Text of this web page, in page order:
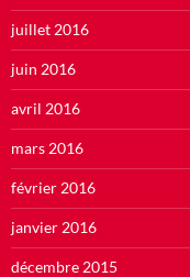
juillet 2016
juin 2016
avril 2016
mars 2016
février 2016
janvier 2016
décembre 2015